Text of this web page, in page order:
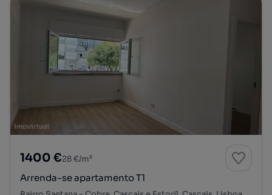
1400 €28 €/m²
Arrenda-se apartamento T1